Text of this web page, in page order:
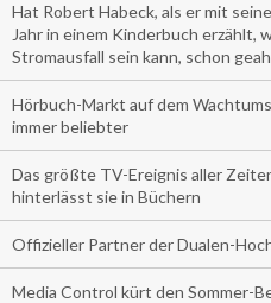
Hat Robert Habeck, als er mit
Jahr in einem Kinderbuch erzählt,
Stromausfall sein kann, schon
Hörbuch-Markt auf dem
immer beliebter
Das größte TV-Ereignis aller
hinterlässt sie in Büchern
Offizieller Partner der Dualen-
Media Control kürt den Sommer-